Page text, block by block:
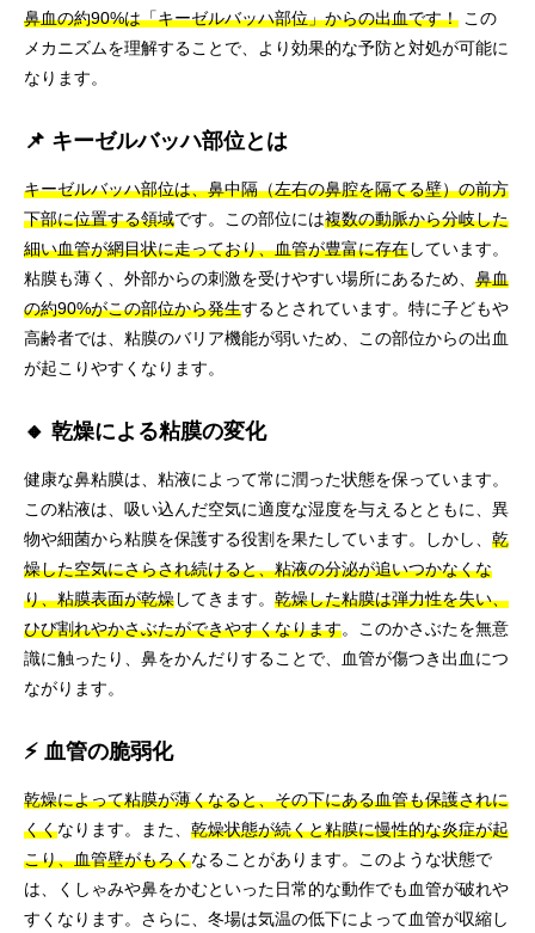
鼻血の約90%は「キーゼルバッハ部位」からの出血です！ この
メカニズムを理解することで、より効果的な予防と対処が可能に
なります。
📌 キーゼルバッハ部位とは
キーゼルバッハ部位は、鼻中隔（左右の鼻腔を隔てる壁）の前方
下部に位置する領域です。この部位には複数の動脈から分岐した
細い血管が網目状に走っており、血管が豊富に存在しています。
粘膜も薄く、外部からの刺激を受けやすい場所にあるため、 鼻血
の約90%がこの部位から発生するとされています。特に子どもや
高齢者では、粘膜のバリア機能が弱いため、この部位からの出血
が起こりやすくなります。
🔸 乾燥による粘膜の変化
健康な鼻粘膜は、粘液によって常に潤った状態を保っています。
この粘液は、吸い込んだ空気に適度な湿度を与えるとともに、異
物や細菌から粘膜を保護する役割を果たしています。しかし、 乾
燥した空気にさらされ続けると、粘液の分泌が追いつかなくな
り、粘膜表面が乾燥してきます。 乾燥した粘膜は弾力性を失い、
ひび割れやかさぶたができやすくなります。このかさぶたを無意
識に触ったり、鼻をかんだりすることで、血管が傷つき出血につ
ながります。
⚡ 血管の脆弱化
乾燥によって粘膜が薄くなると、その下にある血管も保護されに
くくなります。また、 乾燥状態が続くと粘膜に慢性的な炎症が起
こり、血管壁がもろくなることがあります。このような状態で
は、くしゃみや鼻をかむといった日常的な動作でも血管が破れや
すくなります。さらに、冬場は気温の低下によって血管が収縮し